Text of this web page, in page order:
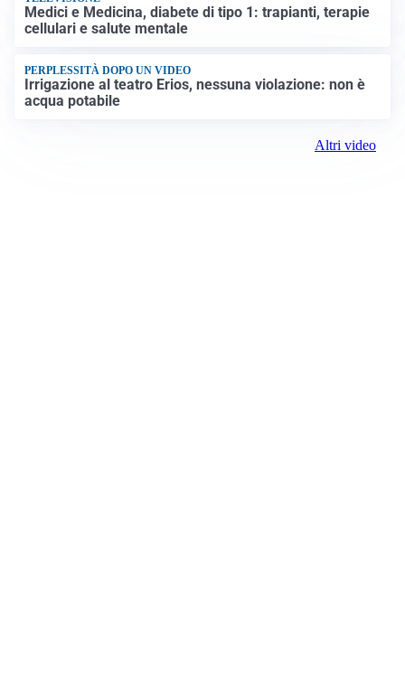
Medici e Medicina, diabete di tipo 1: trapianti, terapie
cellulari e salute mentale
PERPLESSITÀ DOPO UN VIDEO
Irrigazione al teatro Erios, nessuna violazione: non è
acqua potabile
Altri video